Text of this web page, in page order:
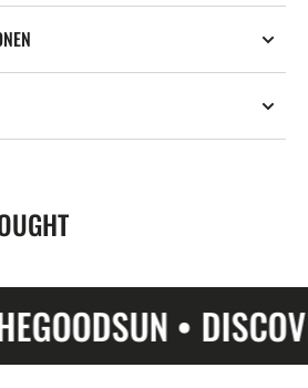
• DISCOVER